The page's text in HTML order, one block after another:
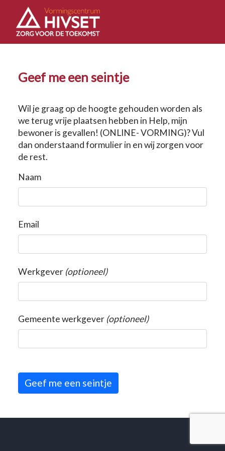
Geef me een seintje
Wil je graag op de hoogte gehouden worden als
we terug vrije plaatsen hebben in Help, mijn
bewoner is gevallen! (ONLINE- VORMING)? Vul
dan onderstaand formulier in en wij zorgen voor
de rest.
Naam
Email
Werkgever (optioneel)
Gemeente werkgever (optioneel)
Geef me een seintje